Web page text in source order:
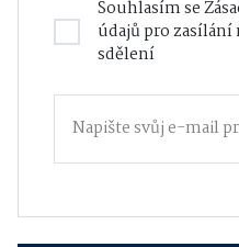
Souhlasím se
údajůpro
sdělení